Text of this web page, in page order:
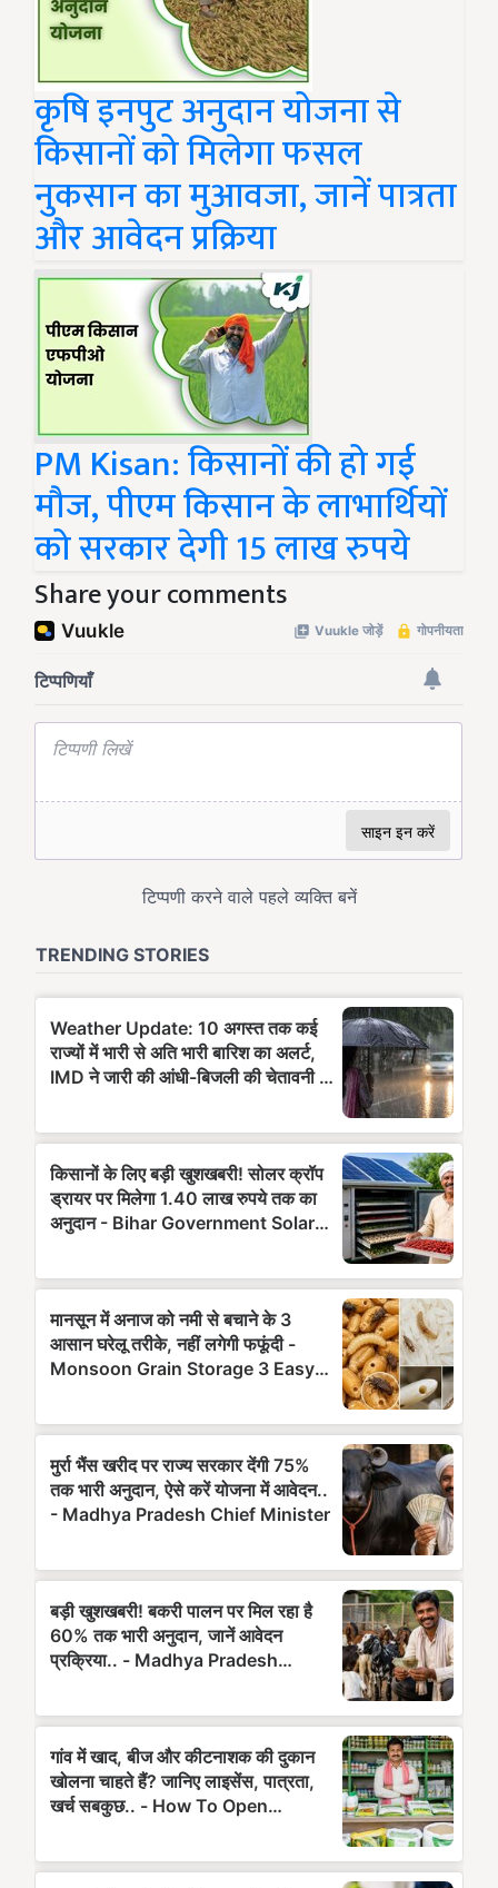
कृषि इनपुट अनुदान योजना से
किसानों को मिलेगा फसल
नुकसान का मुआवजा, जानें पात्रता
और आवेदन प्रक्रिया
PM Kisan: किसानों की हो गई
मौज, पीएम किसान के लाभार्थियों
को सरकार देगी 15 लाख रुपये
Share your comments